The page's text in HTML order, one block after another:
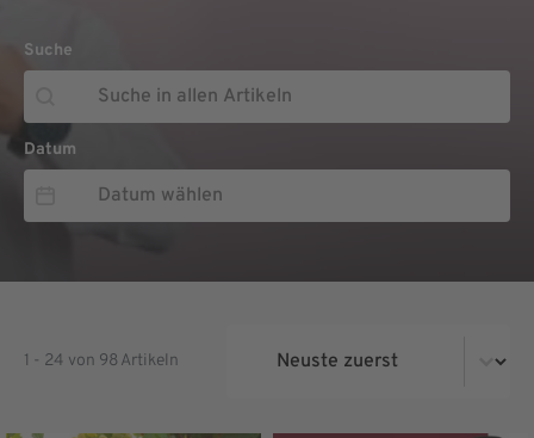
Suche
Suche
Datum
Datum
1 - 24 von 98 Artikeln